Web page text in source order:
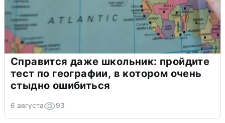
Справится даже школьник: пройдите
тест по географии, в котором очень
стыдно ошибиться
6 августа 93